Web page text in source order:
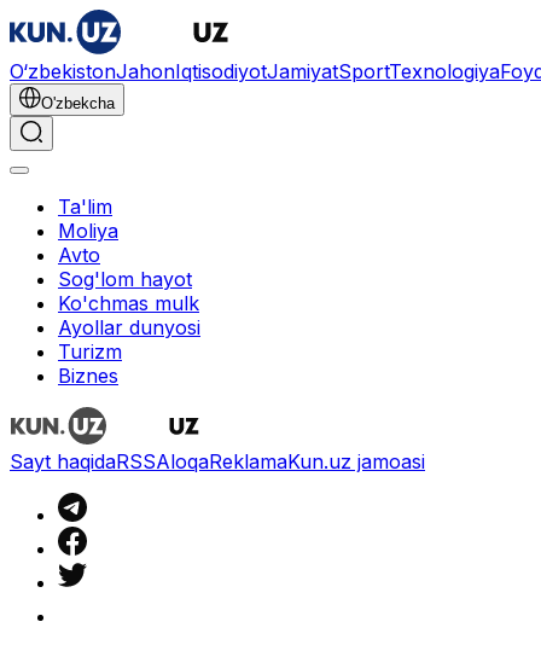
O‘zbekistonJahonIqtisodiyotJamiyatSportTexnologiya
O'zbekcha
Ta'lim
Moliya
Avto
Sog'lom hayot
Ko'chmas mulk
Ayollar dunyosi
Turizm
Biznes
Sayt haqidaRSSAloqaReklamaKun.uz jamoasi